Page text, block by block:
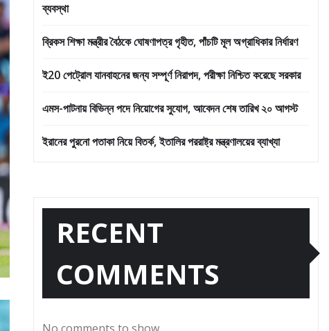
ব্যবস্থা
ব্রিকস শিক্ষা মন্ত্রীর বৈঠকে ঘোষণাপত্র গৃহীত, পাঁচটি মূল অগ্রাধিকার নির্ধারণ
ই20 পেট্রোল যানবাহনের জন্য সম্পূর্ণ নিরাপদ, পরীক্ষা নিশ্চিত করেছে সরকার
এমস-পাটনায় বিভিন্ন পদে নিয়োগের সুযোগ, আবেদন শেষ তারিখ ২০ আগস্ট
ইরানের পুরনো পতাকা নিয়ে বিতর্ক, ইতালির পররাষ্ট্র মন্ত্রণালয়ের ব্যাখ্যা
RECENT
COMMENTS